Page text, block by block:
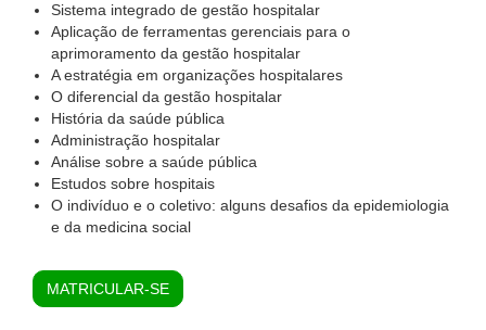
Sistema integrado de gestão hospitalar
Aplicação de ferramentas gerenciais para o
aprimoramento da gestão hospitalar
A estratégia em organizações hospitalares
O diferencial da gestão hospitalar
História da saúde pública
Administração hospitalar
Análise sobre a saúde pública
Estudos sobre hospitais
O indivíduo e o coletivo: alguns desafios da epidemiologia
e da medicina social
MATRICULAR-SE